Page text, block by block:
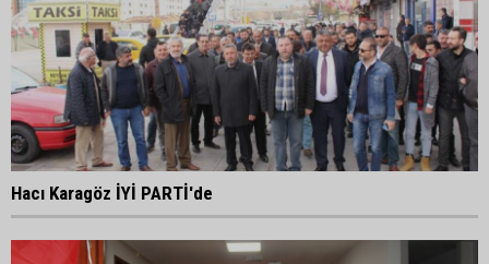
Hacı Karagöz İYİ PARTİ'de